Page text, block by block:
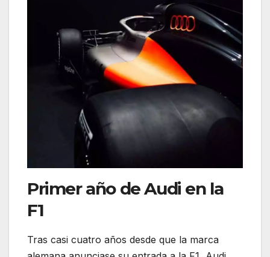
Primer año de Audi en la
F1
Tras casi cuatro años desde que la marca